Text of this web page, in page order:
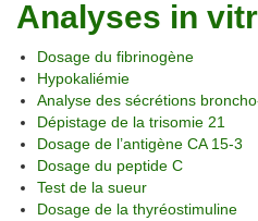
Analyses in
Dosage du fibrinogène
Hypokaliémie
Analyse des sécrétions
Dépistage de la trisomie 21
Dosage de l’antigène CA 15-3
Dosage du peptide C
Test de la sueur
Dosage de la thyréostimuline